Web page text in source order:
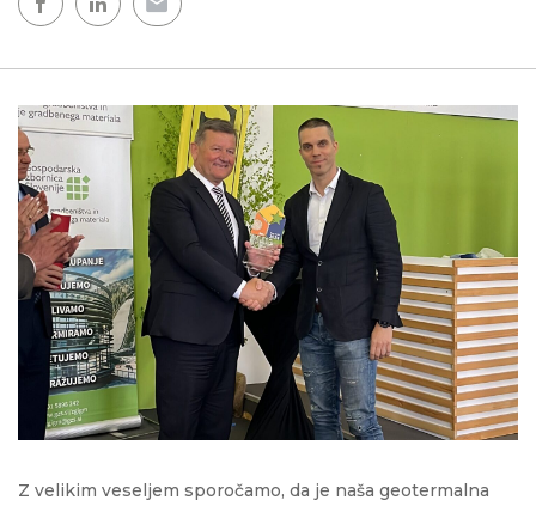
Z velikim veseljem sporočamo, da je naša geotermalna